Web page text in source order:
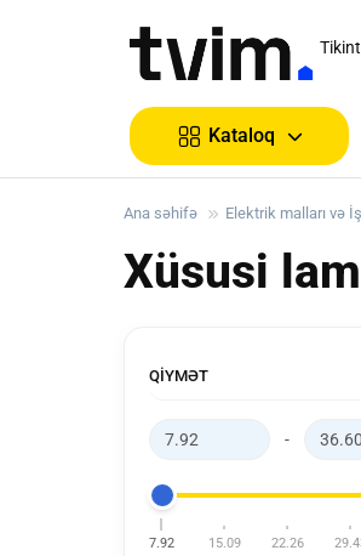
Kataloq
Ana səhifə Elektrik malları və
Xüsusi
QIYMƏT
-
7.92 15.09 22.26